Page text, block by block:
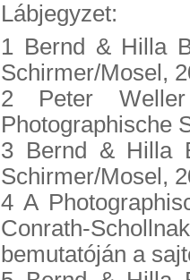
Lábjegyzet:
1 Bernd & Hilla
Schirmer/Mosel,
2 Peter
Photographische
3 Bernd & Hilla
Schirmer/Mosel,
4 A
Conrath-
bemutatóján a